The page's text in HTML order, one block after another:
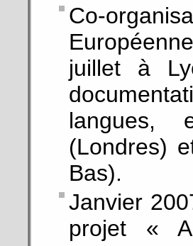
Co-
juillet à
langues,
(Londres)
Bas).
Janvier
projet «